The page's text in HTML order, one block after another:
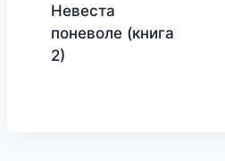
Невеста
поневоле (книга
2)